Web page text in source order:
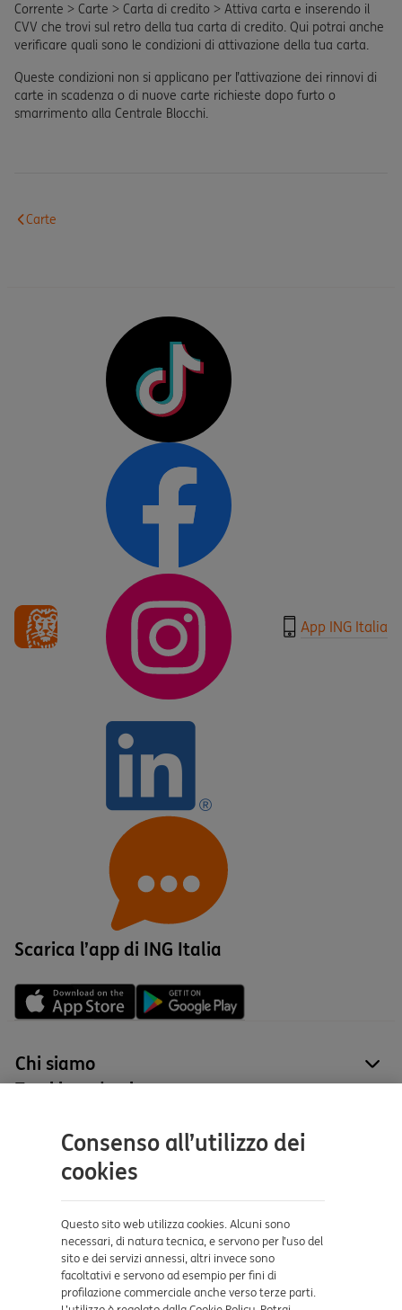
Corrente > Carte > Carta di credito > Attiva carta e inserendo il
CVV che trovi sul retro della tua carta di credito. Qui potrai anche
verificare quali sono le condizioni di attivazione della tua carta.
Queste condizioni non si applicano per l’attivazione dei rinnovi di
carte in scadenza o di nuove carte richieste dopo furto o
smarrimento alla Centrale Blocchi.
Carte
App ING Italia
Scarica l’app di ING Italia
Chi siamo
Tutti i prodotti
Aiuto e supporto
Dove ci trovi
Certificazioni
Consenso all’utilizzo dei
cookies
Questo sito web utilizza cookies. Alcuni sono
necessari, di natura tecnica, e servono per l’uso del
sito e dei servizi annessi, altri invece sono
facoltativi e servono ad esempio per fini di
profilazione commerciale anche verso terze parti.